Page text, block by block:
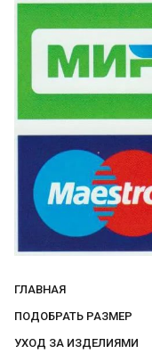
ГЛАВНАЯ
ПОДОБРАТЬ РАЗМЕР
УХОД ЗА ИЗДЕЛИЯМИ